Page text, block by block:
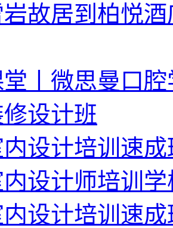
故居到柏悦
丨微思曼口
设计班
设计培训速成
设计师培训
设计培训速成